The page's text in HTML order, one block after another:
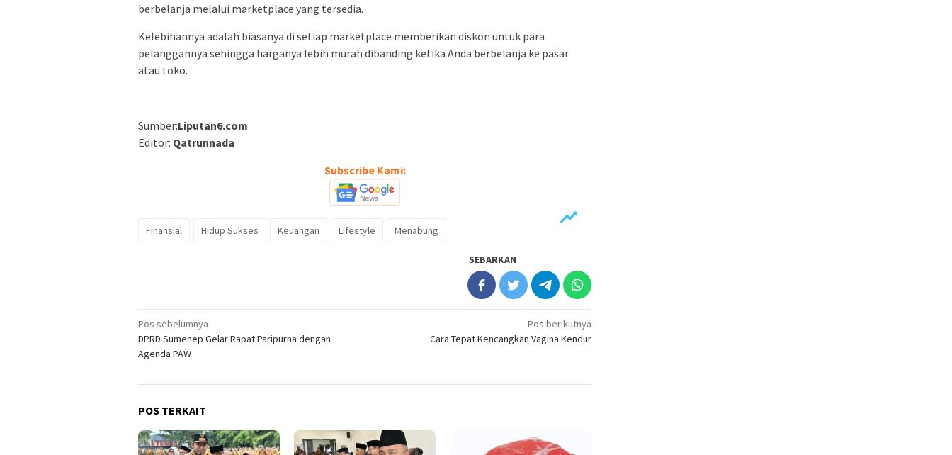
berbelanja melalui marketplace yang tersedia.
Kelebihannya adalah biasanya di setiap marketplace memberikan diskon untuk para
pelanggannya sehingga harganya lebih murah dibanding ketika Anda berbelanja ke pasar
atau toko.
Sumber:Liputan6.com
Editor: Qatrunnada
Subscribe Kami:
Finansial Hidup Sukses Keuangan Lifestyle Menabung
SEBARKAN
Navigasi
pos
Pos sebelumnya
DPRD Sumenep Gelar Rapat Paripurna dengan
Agenda PAW
Pos berikutnya
Cara Tepat Kencangkan Vagina Kendur
POS TERKAIT